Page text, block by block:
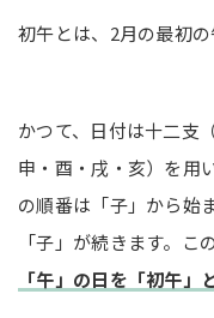
初午とは、2月の最初の
かつて、日付は十二支
申・酉・戌・亥）を用
の順番は「子」から始
「子」が続きます。こ
「午」の日を「初午」